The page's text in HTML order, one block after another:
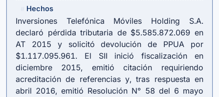
Hechos
Inversiones Telefónica Móviles Holding S.A.
declaró pérdida tributaria de $5.585.872.069 en
AT 2015 y solicitó devolución de PPUA por
$1.117.095.961. El SII inició fiscalización en
diciembre 2015, emitió citación requiriendo
acreditación de referencias y, tras respuesta en
abril 2016, emitió Resolución N° 58 del 6 mayo